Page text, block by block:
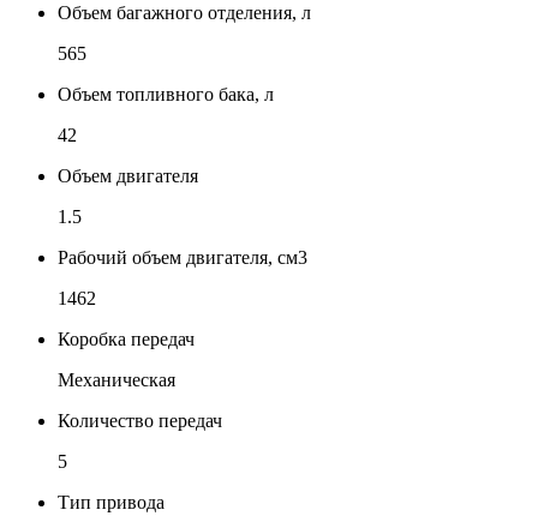
Объем багажного отделения, л
565
Объем топливного бака, л
42
Объем двигателя
1.5
Рабочий объем двигателя, см3
1462
Коробка передач
Механическая
Количество передач
5
Тип привода